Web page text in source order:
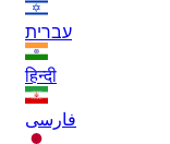
עברית
हिन्दी
فارسی